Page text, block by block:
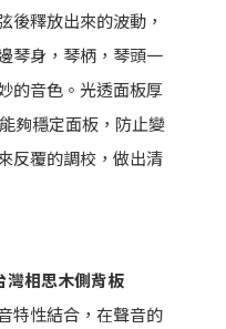
後釋放出來的波動，
琴身，琴柄，琴頭一
的音色。光透面板厚
夠穩定面板，防止變
反覆的調校，做出清
灣相思木側背板
特性結合，在聲音的